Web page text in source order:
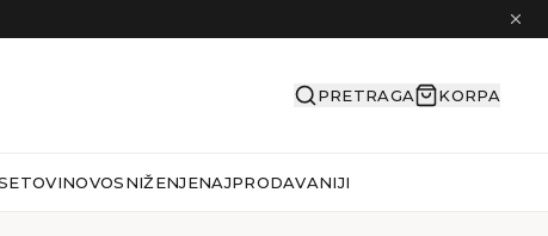
PRETRAGA KORPA
NOVOSNIŽENJENAJPRODAVANIJI